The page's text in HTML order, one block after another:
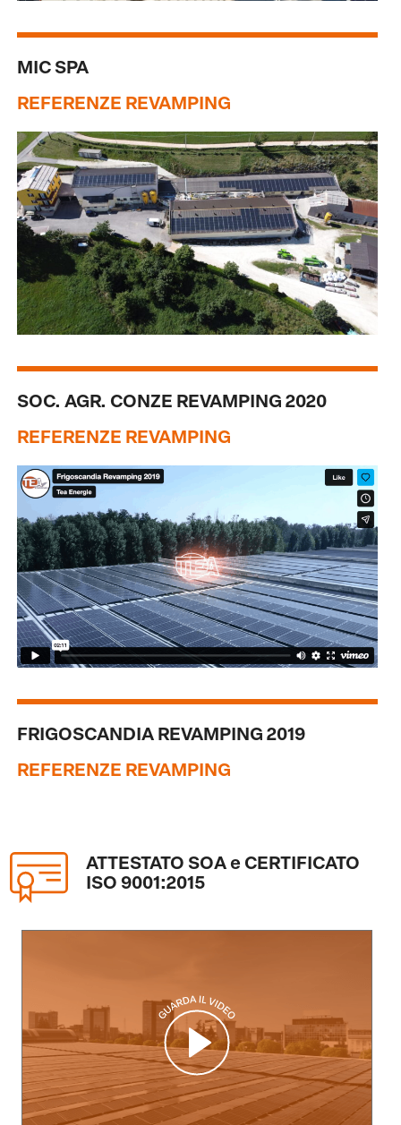
MIC SPA
REFERENZE REVAMPING
SOC. AGR. CONZE REVAMPING 2020
REFERENZE REVAMPING
FRIGOSCANDIA REVAMPING 2019
REFERENZE REVAMPING
ATTESTATO SOA e CERTIFICATO
ISO 9001:2015